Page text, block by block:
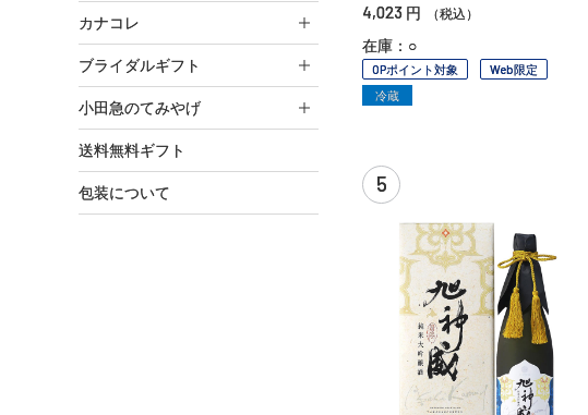
カナコレ
ブライダルギフト
小田急のてみやげ
送料無料ギフト
包装について
4,023 円 （税込）
在庫：○
OPポイント対象
Web限定
冷蔵
5